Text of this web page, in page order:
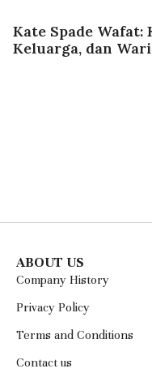
Kate Spade Wafat:
Keluarga, dan
ABOUT US
Company History
Privacy Policy
Terms and Conditions
Contact us